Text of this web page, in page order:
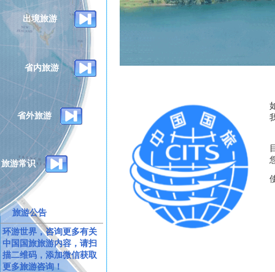
出境旅游
省内旅游
省外旅游
旅游常识
旅游公告
环游世界，咨询更多有关
中国国旅旅游内容，请扫
描二维码，添加微信获取
更多旅游咨询！